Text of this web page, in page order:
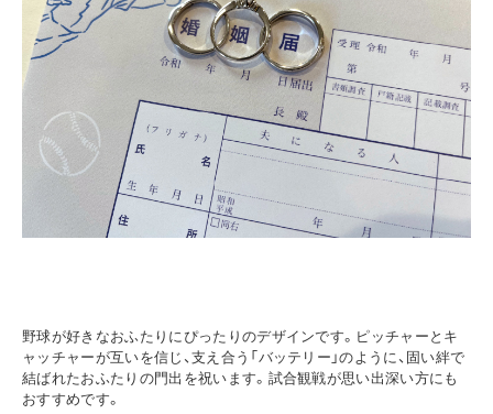
野球が好きなおふたりにぴったりのデザインです。ピッチャーとキ
ャッチャーが互いを信じ、支え合う「バッテリー」のように、固い絆で
結ばれたおふたりの門出を祝います。試合観戦が思い出深い方にも
おすすめです。